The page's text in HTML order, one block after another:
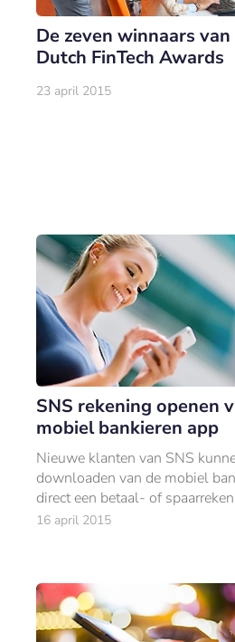
De zeven winnaars van
Dutch FinTech Awards
23 april 2015
SNS rekening openen
mobiel bankieren app
Nieuwe klanten van SNS
downloaden van de mobiel
direct een betaal- of
openen. Dit is mogelijk door de
16 april 2015